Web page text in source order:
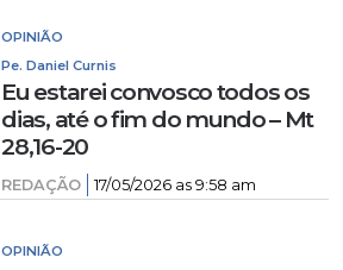
OPINIÃO
Pe. Daniel Curnis
Eu estarei convosco todos os
dias, até o fim do mundo – Mt
28,16-20
REDAÇÃO 17/05/2026 as 9:58 am
OPINIÃO